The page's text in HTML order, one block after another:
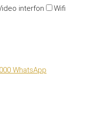
interfon Wifi
WhatsApp